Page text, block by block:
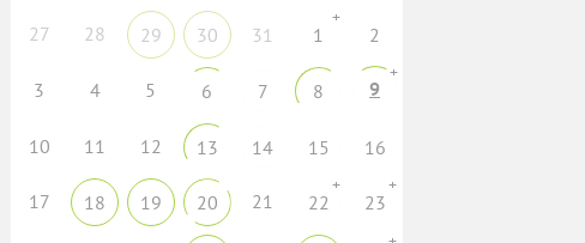
27 28 29 30 31 1
+
2
3 4 5 6 7 8 9
+
10 11 12 13 14 15 16
17 18 19 20 21 22
+
23
+